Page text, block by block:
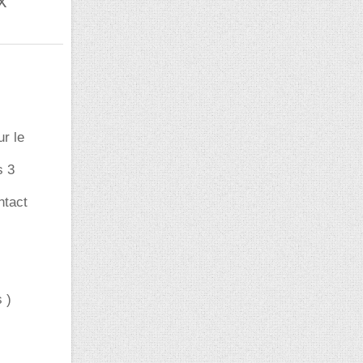
le
3
)